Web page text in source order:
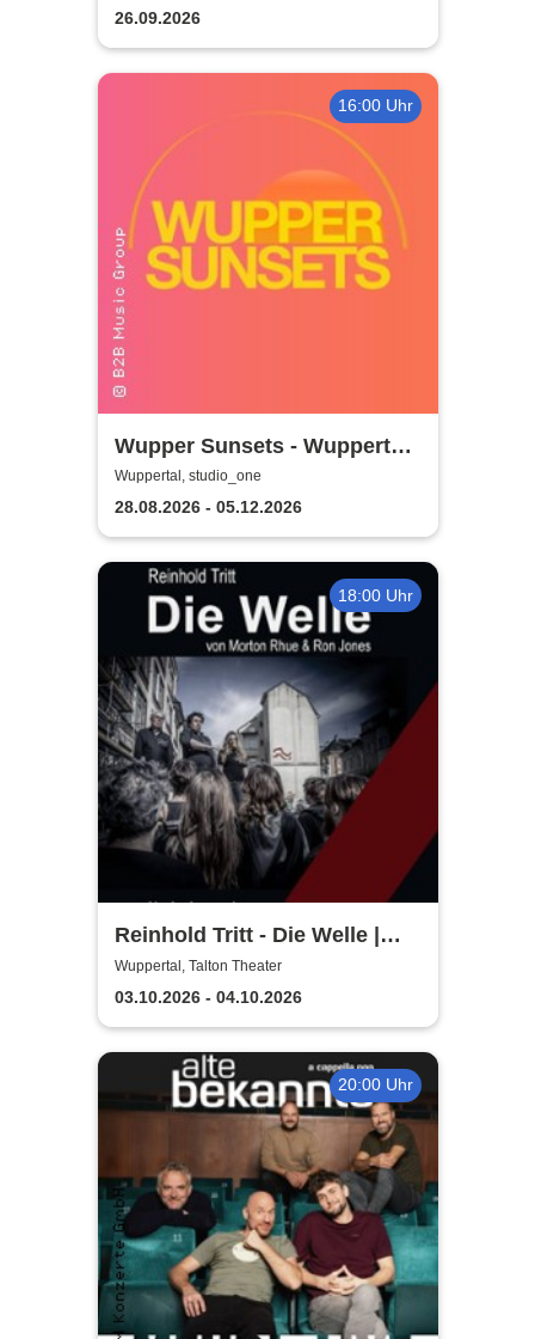
26.09.2026
16:00 Uhr
Wupper Sunsets - Wuppertals
No. 1 Rooftop Event
Wuppertal, studio_one
28.08.2026 - 05.12.2026
18:00 Uhr
Reinhold Tritt - Die Welle |
Kurzgeschichte von Morton
Rhue & Ron Jones
Wuppertal, Talton Theater
03.10.2026 - 04.10.2026
20:00 Uhr